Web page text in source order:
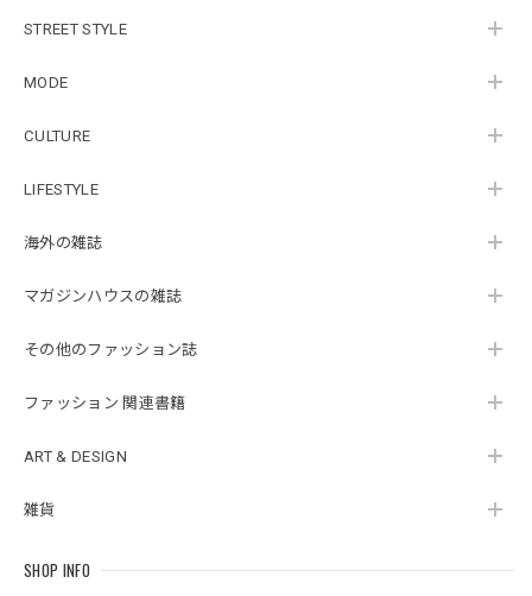
STREET STYLE
MODE
CULTURE
LIFESTYLE
海外の雑誌
マガジンハウスの雑誌
その他のファッション誌
ファッション 関連書籍
ART & DESIGN
雑貨
SHOP INFO